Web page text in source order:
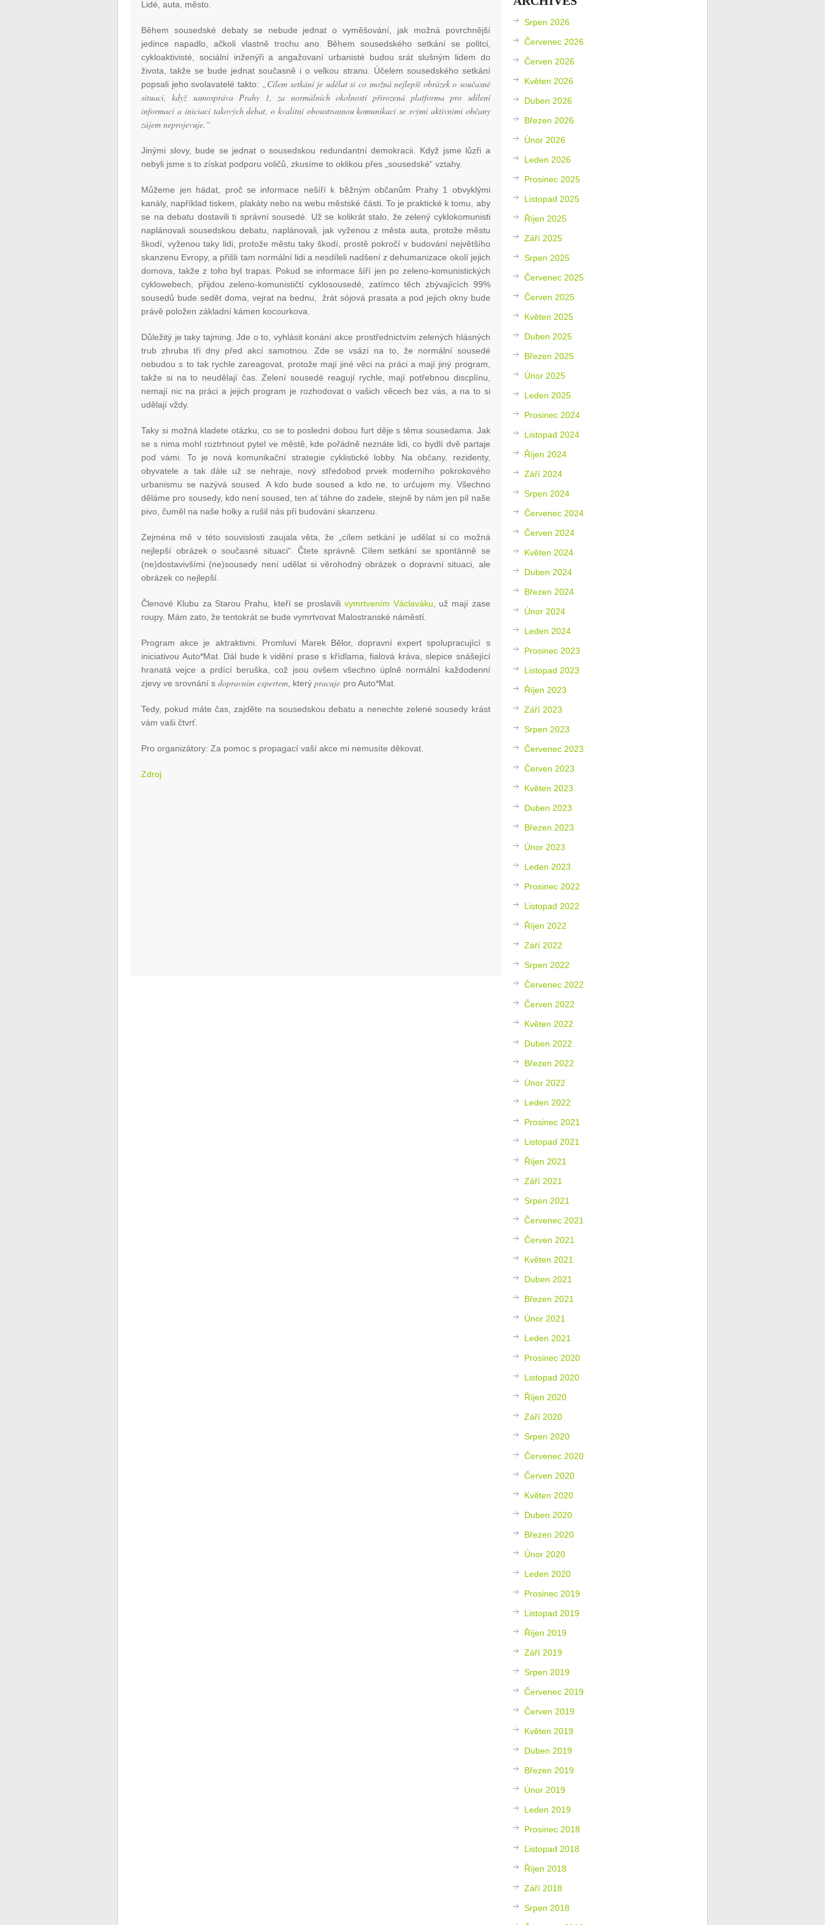
Lidé, auta, město.
Během sousedské debaty se nebude jednat o vyměšování, jak možná povrchnější
jedince napadlo, ačkoli vlastně trochu ano. Během sousedského setkání se politci,
cykloaktivisté, sociální inženýři a angažovaní urbanisté budou srát slušným lidem do
života, takže se bude jednat současně i o velkou stranu. Účelem sousedského setkání
popsali jeho svolavatelé takto: „Cílem setkání je udělat si co možná nejlepší obrázek o současné
situaci, když samospráva Prahy 1, za normálních okolností přirozená platforma pro sdílení
informací a iniciaci takových debat, o kvalitní oboustrannou komunikaci se svými aktivními občany
zájem neprojevuje.“
Jinými slovy, bude se jednat o sousedskou redundantní demokracii. Když jsme lůzři a
nebyli jsme s to získat podporu voličů, zkusíme to oklikou přes „sousedské“ vztahy.
Můžeme jen hádat, proč se informace nešíří k běžným občanům Prahy 1 obvyklými
kanály, například tiskem, plakáty nebo na webu městské části. To je praktické k tomu, aby
se na debatu dostavili ti správní sousedé. Už se kolikrát stalo, že zelený cyklokomunisti
naplánovali sousedskou debatu, naplánovali, jak vyženou z města auta, protože městu
škodí, vyženou taky lidi, protože městu taky škodí, prostě pokročí v budování největšího
skanzenu Evropy, a přišli tam normální lidi a nesdíleli nadšení z dehumanizace okolí jejich
domova, takže z toho byl trapas. Pokud se informace šíří jen po zeleno-komunistických
cyklowebech, přijdou zeleno-komunističtí cyklosousedé, zatímco těch zbývajících 99%
sousedů bude sedět doma, vejrat na bednu, žrát sójová prasata a pod jejich okny bude
právě položen základní kámen kocourkova.
Důležitý je taky tajming. Jde o to, vyhlásit konání akce prostřednictvím zelených hlásných
trub zhruba tři dny před akcí samotnou. Zde se vsází na to, že normální sousedé
nebudou s to tak rychle zareagovat, protože mají jiné věci na práci a mají jiný program,
takže si na to neudělají čas. Zelení sousedé reagují rychle, mají potřebnou discplínu,
nemají nic na práci a jejich program je rozhodovat o vašich věcech bez vás, a na to si
udělají vždy.
Taky si možná kladete otázku, co se to poslední dobou furt děje s těma sousedama. Jak
se s nima mohl roztrhnout pytel ve městě, kde pořádně neznáte lidi, co bydlí dvě partaje
pod vámi. To je nová komunikační strategie cyklistické lobby. Na občany, rezidenty,
obyvatele a tak dále už se nehraje, nový středobod prvek moderního pokrokového
urbanismu se nazývá soused. A kdo bude soused a kdo ne, to určujem my. Všechno
děláme pro sousedy, kdo není soused, ten ať táhne do zadele, stejně by nám jen pil naše
pivo, čuměl na naše holky a rušil nás při budování skanzenu.
Zejména mě v této souvislosti zaujala věta, že „cílem setkání je udělat si co možná
nejlepší obrázek o současné situaci“. Čtete správně. Cílem setkání se spontánně se
(ne)dostavivšími (ne)sousedy není udělat si věrohodný obrázek o dopravní situaci, ale
obrázek co nejlepší.
Členové Klubu za Starou Prahu, kteří se proslavili vymrtvením Václaváku , už mají zase
roupy. Mám zato, že tentokrát se bude vymrtvovat Malostranské náměstí.
Program akce je aktraktivni. Promluví Marek Bělor, dopravní expert spolupracující s
iniciativou Auto*Mat. Dál bude k vidění prase s křídlama, fialová kráva, slepice snášející
hranatá vejce a prdící beruška, což jsou ovšem všechno úplně normální každodenní
zjevy ve srovnání sdopravním expertem , kterýpracuje pro Auto*Mat.
Tedy, pokud máte čas, zajděte na sousedskou debatu a nenechte zelené sousedy krást
vám vaši čtvrť.
Pro organizátory: Za pomoc s propagací vaší akce mi nemusíte děkovat.
Zdroj
Srpen 2026
Červenec 2026
Červen 2026
Květen 2026
Duben 2026
Březen 2026
Únor 2026
Leden 2026
Prosinec 2025
Listopad 2025
Říjen 2025
Září 2025
Srpen 2025
Červenec 2025
Červen 2025
Květen 2025
Duben 2025
Březen 2025
Únor 2025
Leden 2025
Prosinec 2024
Listopad 2024
Říjen 2024
Září 2024
Srpen 2024
Červenec 2024
Červen 2024
Květen 2024
Duben 2024
Březen 2024
Únor 2024
Leden 2024
Prosinec 2023
Listopad 2023
Říjen 2023
Září 2023
Srpen 2023
Červenec 2023
Červen 2023
Květen 2023
Duben 2023
Březen 2023
Únor 2023
Leden 2023
Prosinec 2022
Listopad 2022
Říjen 2022
Září 2022
Srpen 2022
Červenec 2022
Červen 2022
Květen 2022
Duben 2022
Březen 2022
Únor 2022
Leden 2022
Prosinec 2021
Listopad 2021
Říjen 2021
Září 2021
Srpen 2021
Červenec 2021
Červen 2021
Květen 2021
Duben 2021
Březen 2021
Únor 2021
Leden 2021
Prosinec 2020
Listopad 2020
Říjen 2020
Září 2020
Srpen 2020
Červenec 2020
Červen 2020
Květen 2020
Duben 2020
Březen 2020
Únor 2020
Leden 2020
Prosinec 2019
Listopad 2019
Říjen 2019
Září 2019
Srpen 2019
Červenec 2019
Červen 2019
Květen 2019
Duben 2019
Březen 2019
Únor 2019
Leden 2019
Prosinec 2018
Listopad 2018
Říjen 2018
Září 2018
Srpen 2018